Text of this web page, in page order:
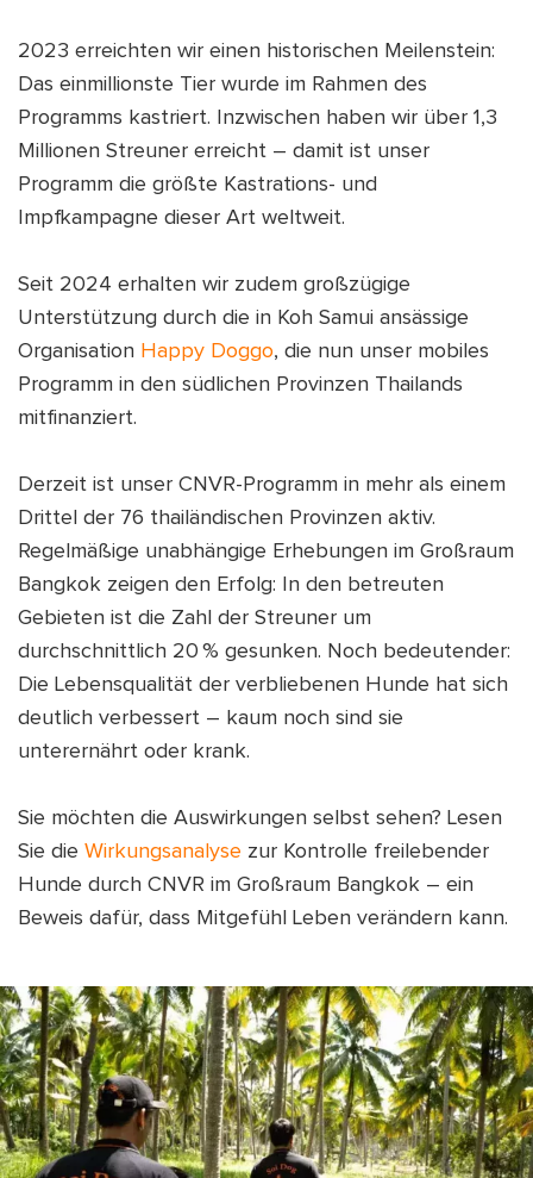
2023 erreichten wir einen historischen Meilenstein:
Das einmillionste Tier wurde im Rahmen des
Programms kastriert. Inzwischen haben wir über 1,3
Millionen Streuner erreicht – damit ist unser
Programm die größte Kastrations- und
Impfkampagne dieser Art weltweit.
Seit 2024 erhalten wir zudem großzügige
Unterstützung durch die in Koh Samui ansässige
Organisation Happy Doggo, die nun unser mobiles
Programm in den südlichen Provinzen Thailands
mitfinanziert.
Derzeit ist unser CNVR-Programm in mehr als einem
Drittel der 76 thailändischen Provinzen aktiv.
Regelmäßige unabhängige Erhebungen im Großraum
Bangkok zeigen den Erfolg: In den betreuten
Gebieten ist die Zahl der Streuner um
durchschnittlich 20 % gesunken. Noch bedeutender:
Die Lebensqualität der verbliebenen Hunde hat sich
deutlich verbessert – kaum noch sind sie
unterernährt oder krank.
Sie möchten die Auswirkungen selbst sehen? Lesen
Sie die Wirkungsanalyse zur Kontrolle freilebender
Hunde durch CNVR im Großraum Bangkok – ein
Beweis dafür, dass Mitgefühl Leben verändern kann.